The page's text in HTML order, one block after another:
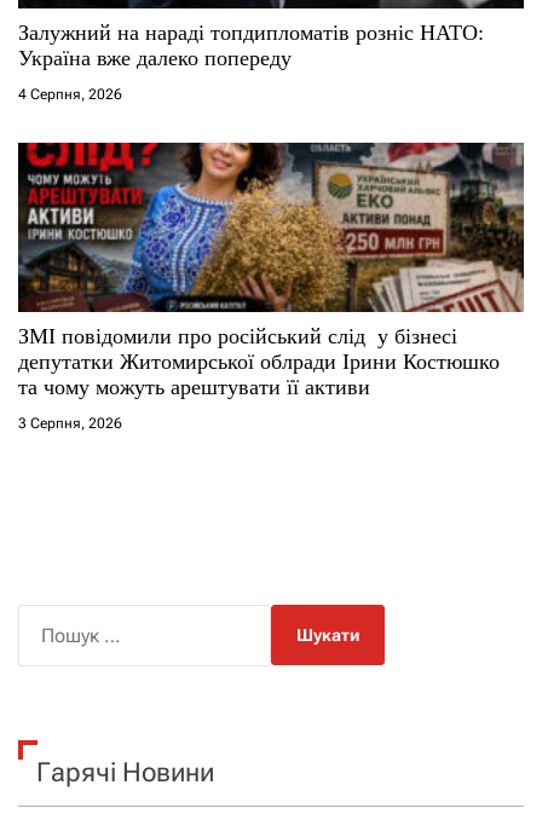
Залужний на нараді топдипломатів розніс НАТО:
Україна вже далеко попереду
4 Серпня, 2026
ЗМІ повідомили про російський слід у бізнесі
депутатки Житомирської облради Ірини Костюшко
та чому можуть арештувати її активи
3 Серпня, 2026
к
Гарячі Новини